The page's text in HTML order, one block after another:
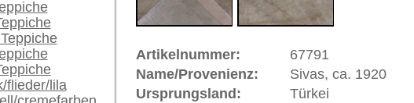
Teppiche.tv - große moderne Teppiche | neue und antike Orientteppiche -
riesige Auswahl
Kundenservice:
Deutschland / Österreich: +49 (0)40 450 4102
United Kingdom: +44 (0)20 7183 4544